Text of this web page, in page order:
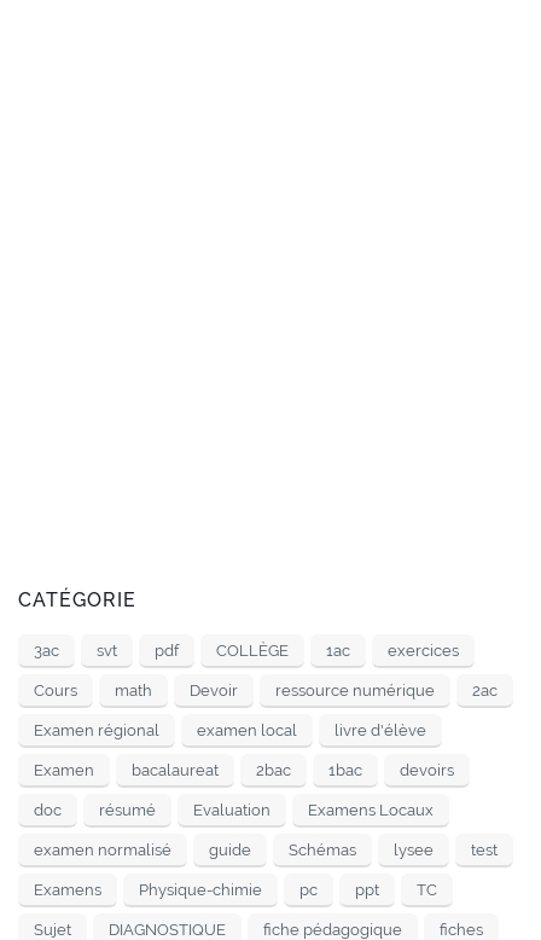
CATÉGORIE
3ac svt pdf COLLÈGE 1ac exercices
Cours math Devoir ressource numérique 2ac
Examen régional examen local livre d'élève
Examen bacalaureat 2bac 1bac devoirs
doc résumé Evaluation Examens Locaux
examen normalisé guide Schémas lysee test
Examens Physique-chimie pc ppt TC
Sujet DIAGNOSTIQUE fiche pédagogique fiches